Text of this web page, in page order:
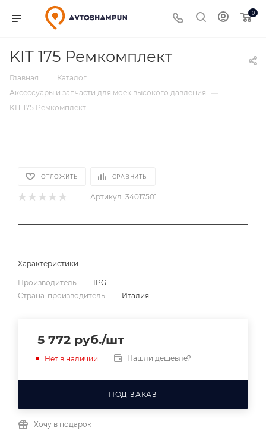
0
KIT 175 Ремкомплект
Главная — Каталог —
Аксессуары и запчасти для моек высокого давления
—
KIT 175 Ремкомплект
ОТЛОЖИТЬ СРАВНИТЬ
Артикул: 34017501
Характеристики
Производитель — IPG
Страна-производитель — Италия
5 772 руб./шт
Нет в наличии Нашли дешевле?
ПОД ЗАКАЗ
Хочу в подарок